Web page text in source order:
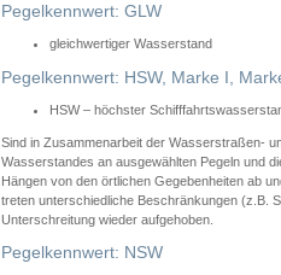
Pegelkennwert: GLW
gleichwertiger Wasserstand
Pegelkennwert: HSW, Marke I,
HSW – höchster
Sind in Zusammenarbeit der Wasserstraßen-
Wasserstandes an ausgewählten Pegeln und
Hängen von den örtlichen Gegebenheiten ab
treten unterschiedliche Beschränkungen (z.B.
Unterschreitung wieder aufgehoben.
Pegelkennwert: NSW